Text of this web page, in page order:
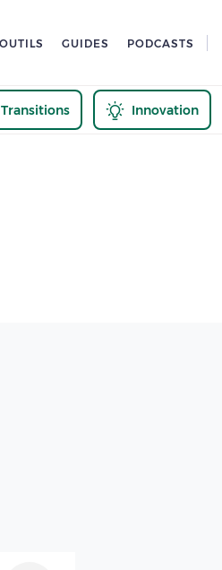
OUTILS GUIDES PODCASTS
Transitions Innovation